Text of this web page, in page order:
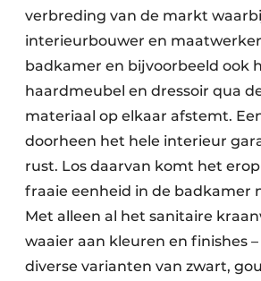
verbreding van de markt
interieurbouwer en
badkamer en bijvoorbeeld ook
haardmeubel en dressoir qua
materiaal op elkaar afstemt.
doorheen het hele interieur
rust. Los daarvan komt het
fraaie eenheid in de badkamer
Met alleen al het sanitaire
waaier aan kleuren en finishes
diverse varianten van zwart,